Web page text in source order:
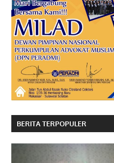
BERITA TERPOPULER